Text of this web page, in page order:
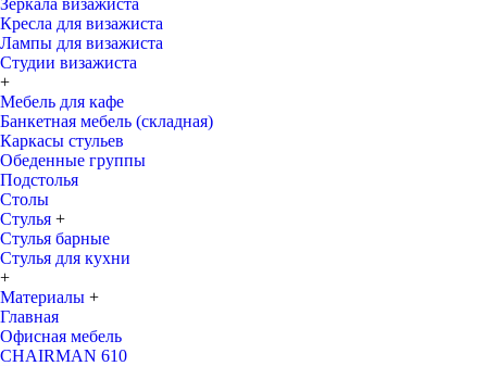
Зеркала визажиста
Кресла для визажиста
Лампы для визажиста
Студии визажиста
+
Мебель для кафе
Банкетная мебель (складная)
Каркасы стульев
Обеденные группы
Подстолья
Столы
Стулья +
Стулья барные
Стулья для кухни
+
Материалы +
Главная
Офисная мебель
CHAIRMAN 610